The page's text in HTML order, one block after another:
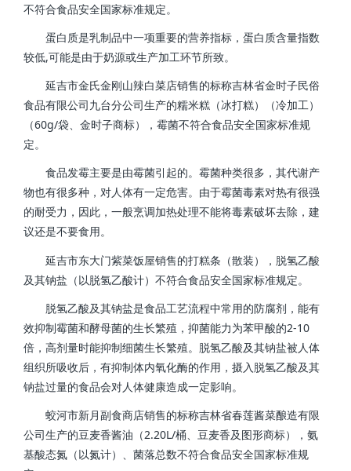
不符合食品安全国家标准规定。
蛋白质是乳制品中一项重要的营养指标，蛋白质含量指数
较低,可能是由于奶源或生产加工环节所致。
延吉市金氏金刚山辣白菜店销售的标称吉林省金时子民俗
食品有限公司九台分公司生产的糯米糕（冰打糕）（冷加工）
（60g/袋、金时子商标），霉菌不符合食品安全国家标准规
定。
食品发霉主要是由霉菌引起的。霉菌种类很多，其代谢产
物也有很多种，对人体有一定危害。由于霉菌毒素对热有很强
的耐受力，因此，一般烹调加热处理不能将毒素破坏去除，建
议还是不要食用。
延吉市东大门紫菜饭屋销售的打糕条（散装），脱氢乙酸
及其钠盐（以脱氢乙酸计）不符合食品安全国家标准规定。
脱氢乙酸及其钠盐是食品工艺流程中常用的防腐剂，能有
效抑制霉菌和酵母菌的生长繁殖，抑菌能力为苯甲酸的2-10
倍，高剂量时能抑制细菌生长繁殖。脱氢乙酸及其钠盐被人体
组织所吸收后，有抑制体内氧化酶的作用，摄入脱氢乙酸及其
钠盐过量的食品会对人体健康造成一定影响。
蛟河市新月副食商店销售的标称吉林省春莲酱菜酿造有限
公司生产的豆麦香酱油（2.20L/桶、豆麦香及图形商标），氨
基酸态氮（以氮计）、菌落总数不符合食品安全国家标准规